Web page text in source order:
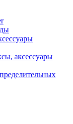
аксессуары